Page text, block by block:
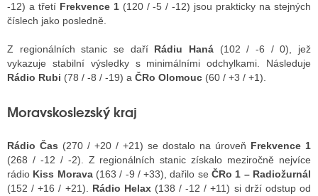
-12) a třetí Frekvence 1(120 / -5 / -12) jsou prakticky na stejných
číslech jako posledně.
Z regionálních stanic se daří Rádiu Haná (102 / -6 / 0), jež
vykazuje stabilní výsledky s minimálními odchylkami. Následuje
Rádio Rubi (78 / -8 / -19) a ČRo Olomouc (60 / +3 / +1).
Moravskoslezský kraj
Rádio Čas (270 / +20 / +21) se dostalo na úroveň Frekvence 1
(268 / -12 / -2). Z regionálních stanic získalo meziročně nejvíce
rádio Kiss Morava(163 / -9 / +33), dařilo seČRo 1 – Radiožurnál
(152 / +16 / +21). Rádio Helax(138 / -12 / +11) si drží odstup od